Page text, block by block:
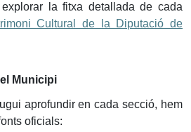
la fitxa detallada de cada
Cultural de la Diputació de
Municipi
aprofundir en cada secció, hem
oficials: